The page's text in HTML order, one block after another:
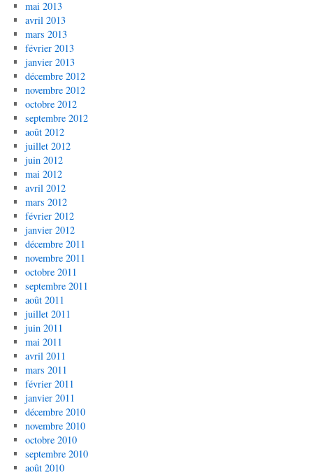
mai 2013
avril 2013
mars 2013
février 2013
janvier 2013
décembre 2012
novembre 2012
octobre 2012
septembre 2012
août 2012
juillet 2012
juin 2012
mai 2012
avril 2012
mars 2012
février 2012
janvier 2012
décembre 2011
novembre 2011
octobre 2011
septembre 2011
août 2011
juillet 2011
juin 2011
mai 2011
avril 2011
mars 2011
février 2011
janvier 2011
décembre 2010
novembre 2010
octobre 2010
septembre 2010
août 2010